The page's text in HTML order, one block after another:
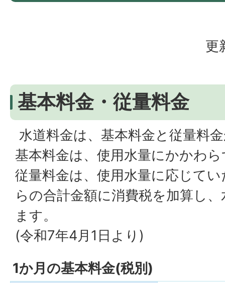
更
基本料金・従量料金
水道料金は、基本料金と従量料
基本料金は、使用水量にかかわ
従量料金は、使用水量に応じて
らの合計金額に消費税を加算し
ます。
(令和7年4月1日より)
1か月の基本料金(税別)